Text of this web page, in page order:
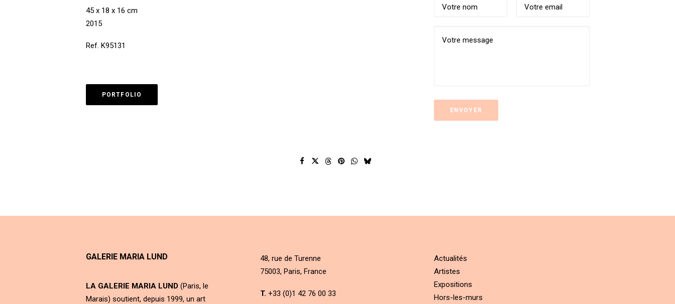
45 x 18 x 16 cm
2015
Ref. K95131
PORTFOLIO
GALERIE MARIA LUND
LA GALERIE MARIA LUND (Paris, le
Marais) soutient, depuis 1999, un art
48, rue de Turenne
75003, Paris, France
T. +33 (0)1 42 76 00 33
Actualités
Artistes
Expositions
Hors-les-murs